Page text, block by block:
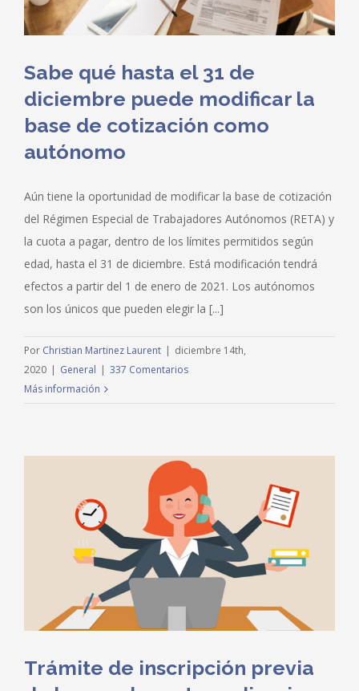
Sabe qué hasta el 31 de
diciembre puede modificar la
base de cotización como
autónomo
Aún tiene la oportunidad de modificar la base de cotización
del Régimen Especial de Trabajadores Autónomos (RETA) y
la cuota a pagar, dentro de los límites permitidos según
edad, hasta el 31 de diciembre. Está modificación tendrá
efectos a partir del 1 de enero de 2021. Los autónomos
son los únicos que pueden elegir la [...]
Por Christian Martinez Laurent
diciembre 14th,
2020
General
337 Comentarios
Más información
Trámite de inscripción previa